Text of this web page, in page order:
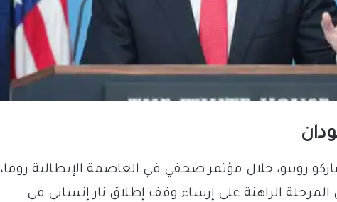
ماركو روبيو، خلال مؤتمر صحفي في العاصمة الإيطالية روما،
المرحلة الراهنة على إرساء وقف إطلاق نار إنساني في